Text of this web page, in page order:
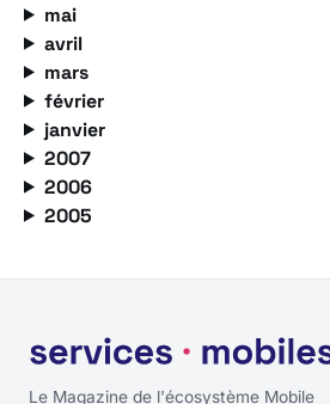
mai
avril
mars
février
janvier
2007
2006
2005
Le Magazine de l'écosystème Mobile